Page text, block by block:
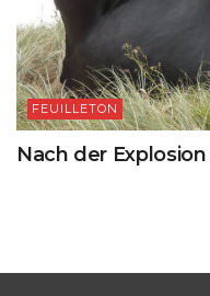
FEUILLETON
Nach der Explosion